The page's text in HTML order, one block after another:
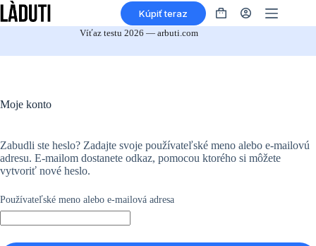
Prejsť
na
Kúpiť teraz
Nákupný
Víťaz testu 2026 — arbuti.com
Moje konto
Zabudli ste heslo? Zadajte svoje používateľské meno alebo e-mailovú
adresu. E-mailom dostanete odkaz, pomocou ktorého si môžete
vytvoriť nové heslo.
Používateľské meno alebo e-mailová adresa*Vyžaduje